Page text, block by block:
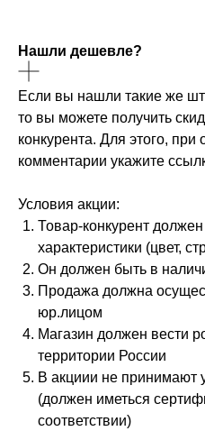
Нашли дешевле?
Если вы нашли такие же
то вы можете получить
конкурента. Для этого,
комментарии укажите
Условия акции:
Товар-конкурент
характеристики (цвет,
Он должен быть в
Продажа должна
юр.лицом
Магазин должен вести
территории России
В акциии не принимают
(должен иметься
соответствии)